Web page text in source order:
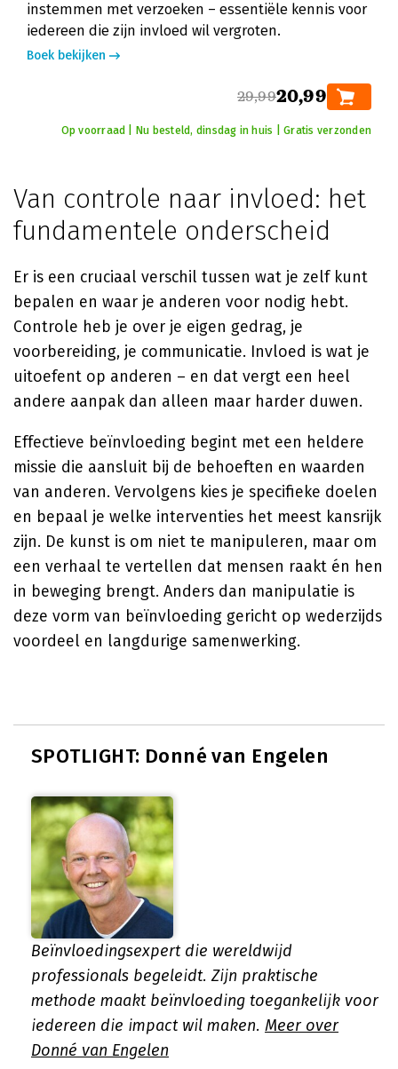
instemmen met verzoeken – essentiële kennis voor
iedereen die zijn invloed wil vergroten.
Boek bekijken
29,9920,99
Op voorraad | Nu besteld, dinsdag in huis | Gratis verzonden
Van controle naar invloed: het
fundamentele onderscheid
Er is een cruciaal verschil tussen wat je zelf kunt
bepalen en waar je anderen voor nodig hebt.
Controle heb je over je eigen gedrag, je
voorbereiding, je communicatie. Invloed is wat je
uitoefent op anderen – en dat vergt een heel
andere aanpak dan alleen maar harder duwen.
Effectieve beïnvloeding begint met een heldere
missie die aansluit bij de behoeften en waarden
van anderen. Vervolgens kies je specifieke doelen
en bepaal je welke interventies het meest kansrijk
zijn. De kunst is om niet te manipuleren, maar om
een verhaal te vertellen dat mensen raakt én hen
in beweging brengt. Anders dan manipulatie is
deze vorm van beïnvloeding gericht op wederzijds
voordeel en langdurige samenwerking.
SPOTLIGHT: Donné van Engelen
Beïnvloedingsexpert die wereldwijd
professionals begeleidt. Zijn praktische
methode maakt beïnvloeding toegankelijk voor
iedereen die impact wil maken. Meer over
Donné van Engelen